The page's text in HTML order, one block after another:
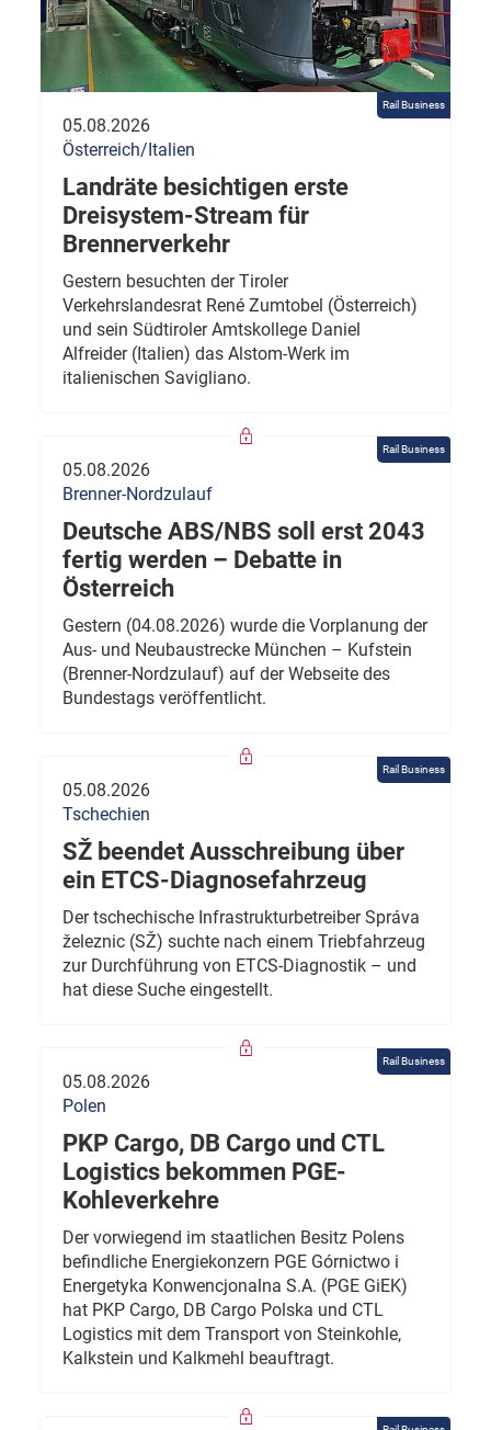
Rail Business
05.08.2026
Österreich/Italien
Landräte besichtigen erste
Dreisystem-Stream für
Brennerverkehr
Gestern besuchten der Tiroler
Verkehrslandesrat René Zumtobel (Österreich)
und sein Südtiroler Amtskollege Daniel
Alfreider (Italien) das Alstom-Werk im
italienischen Savigliano.
Rail Business
05.08.2026
Brenner-Nordzulauf
Deutsche ABS/NBS soll erst 2043
fertig werden – Debatte in
Österreich
Gestern (04.08.2026) wurde die Vorplanung der
Aus- und Neubaustrecke München – Kufstein
(Brenner-Nordzulauf) auf der Webseite des
Bundestags veröffentlicht.
Rail Business
05.08.2026
Tschechien
SŽ beendet Ausschreibung über
ein ETCS-Diagnosefahrzeug
Der tschechische Infrastrukturbetreiber Správa
železnic (SŽ) suchte nach einem Triebfahrzeug
zur Durchführung von ETCS-Diagnostik – und
hat diese Suche eingestellt.
Rail Business
05.08.2026
Polen
PKP Cargo, DB Cargo und CTL
Logistics bekommen PGE-
Kohleverkehre
Der vorwiegend im staatlichen Besitz Polens
befindliche Energiekonzern PGE Górnictwo i
Energetyka Konwencjonalna S.A. (PGE GiEK)
hat PKP Cargo, DB Cargo Polska und CTL
Logistics mit dem Transport von Steinkohle,
Kalkstein und Kalkmehl beauftragt.